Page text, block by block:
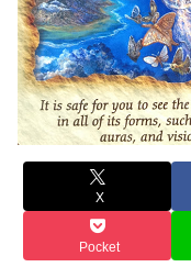
X
Pocket